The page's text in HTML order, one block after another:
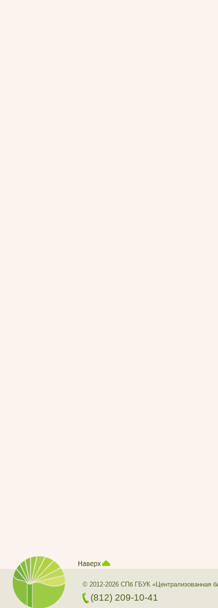
© 2012-2026 СПб ГБУК «Централизованная
(812) 209-10-41